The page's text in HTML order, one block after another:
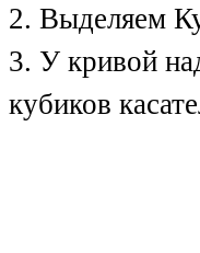
2. Выделяем
3. У кривой
кубиков